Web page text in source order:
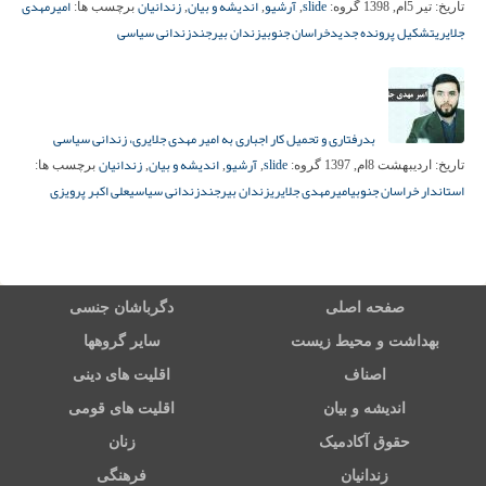
تاریخ: تیر 5ام, 1398 گروه: slide
, آرشیو, اندیشه و بیان, زندانیان برچسب ها: امیرمهدی
جلایریتشکیل پرونده جدیدخراسان جنوبیزندان بیرجندزندانی سیاسی
بدرفتاری و تحمیل کار اجباری به امیر مهدی جلایری، زندانی سیاسی
تاریخ: اردیبهشت 8ام, 1397 گروه: slide
, آرشیو, اندیشه و بیان, زندانیان برچسب ها:
استاندار خراسان جنوبیامیرمهدی جلایریزندان بیرجندزندانی سیاسیعلی اکبر پرویزی
صفحه اصلی دگرباشان جنسی
بهداشت و محیط زیست سایر گروهها
اصناف اقلیت های دینی
اندیشه و بیان اقلیت های قومی
حقوق آکادمیک زنان
زندانیان فرهنگی